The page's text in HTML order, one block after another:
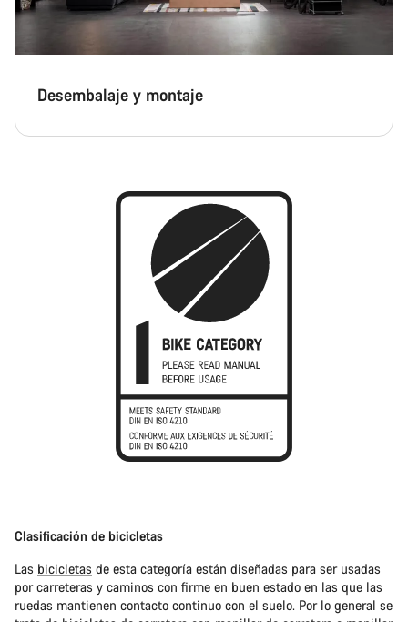
Desembalaje y montaje
Clasificación de bicicletas
Las bicicletas de esta categoría están diseñadas para ser usadas
por carreteras y caminos con firme en buen estado en las que las
ruedas mantienen contacto continuo con el suelo. Por lo general se